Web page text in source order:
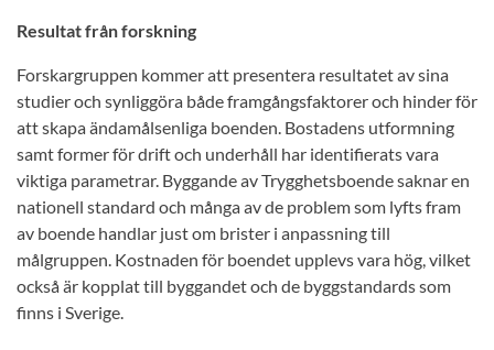
Resultat från forskning
Forskargruppen kommer att presentera resultatet av sina
studier och synliggöra både framgångsfaktorer och hinder för
att skapa ändamålsenliga boenden. Bostadens utformning
samt former för drift och underhåll har identifierats vara
viktiga parametrar. Byggande av Trygghetsboende saknar en
nationell standard och många av de problem som lyfts fram
av boende handlar just om brister i anpassning till
målgruppen. Kostnaden för boendet upplevs vara hög, vilket
också är kopplat till byggandet och de byggstandards som
finns i Sverige.